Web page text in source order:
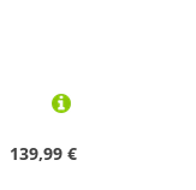
139,99 €